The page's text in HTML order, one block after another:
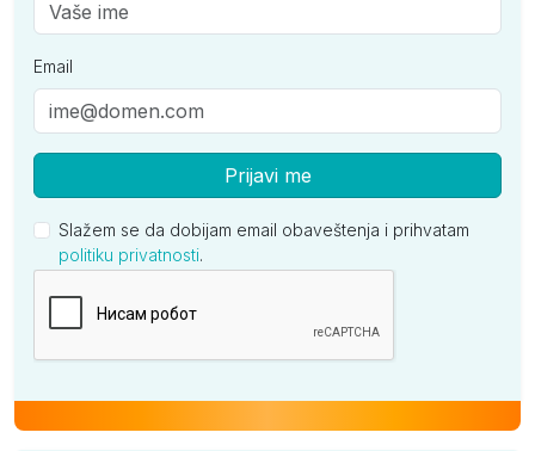
Email
Prijavi me
Slažem se da dobijam email obaveštenja i prihvatam
politiku privatnosti.